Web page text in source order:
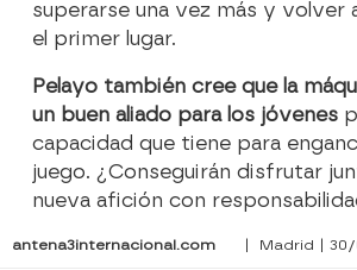
superarse una vez más y volver
el primer lugar.
Pelayo también cree que la
un buen aliado para los jóvenes
capacidad que tiene para
juego. ¿Conseguirán disfrutar
nueva afición con
antena3internacional.com | Madrid | 30/